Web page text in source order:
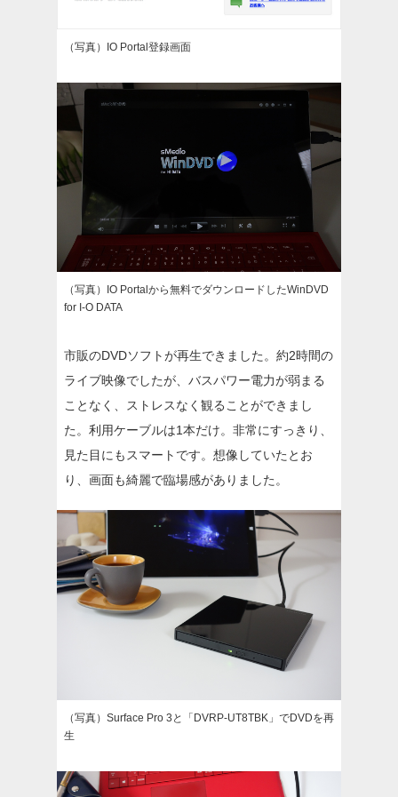
（写真）IO Portal登録画面
（写真）IO Portalから無料でダウンロードしたWinDVD
for I-O DATA
市販のDVDソフトが再生できました。約2時間の
ライブ映像でしたが、バスパワー電力が弱まる
ことなく、ストレスなく観ることができまし
た。利用ケーブルは1本だけ。非常にすっきり、
見た目にもスマートです。想像していたとお
り、画面も綺麗で臨場感がありました。
（写真）Surface Pro 3と「DVRP-UT8TBK」でDVDを再
生